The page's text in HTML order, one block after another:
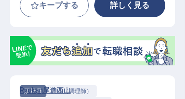
キープする 詳しく見る
正社員
調理（調理師）
Ryokan尾道西山